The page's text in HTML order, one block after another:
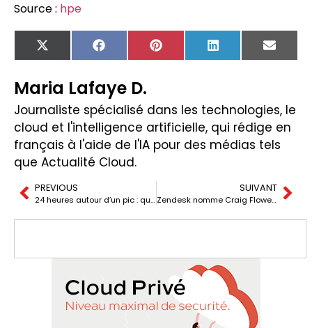
Source : hpe
X
(Twitter)
FacebookPinterest LinkedIn Email
Maria Lafaye D.
Journaliste spécialisé dans les technologies, le
cloud et l'intelligence artificielle, qui rédige en
français à l'aide de l'IA pour des médias tels
que Actualité Cloud.
PREVIOUS
24 heures autour d’un pic : quand le marketing et l’informatique misent leur entreprise et que le serveur ne peut pas faillir
SUIVANT
Zendesk nomme Craig Flower nouveau COO pour accélérer sa transformation « IA-first » dans le service client